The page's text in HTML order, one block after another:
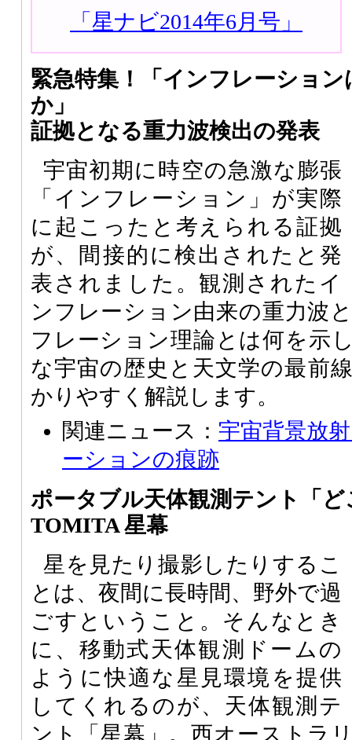
「星ナビ2014年6月号」
緊急特集！「インフレーショ
か」
証拠となる重力波検出の発表
宇宙初期に時空の急激な膨張
「インフレーション」が実際
に起こったと考えられる証拠
が、間接的に検出されたと発
表されました。観測されたイ
ンフレーション由来の重力波
フレーション理論とは何を示
な宇宙の歴史と天文学の最前
かりやすく解説します。
関連ニュース： 宇宙背景放
ーションの痕跡
ポータブル天体観測テント「
TOMITA 星幕
星を見たり撮影したりするこ
とは、夜間に長時間、野外で過
ごすということ。そんなとき
に、移動式天体観測ドームの
ように快適な星見環境を提供
してくれるのが、天体観測テ
ント「星幕」。西オーストラ